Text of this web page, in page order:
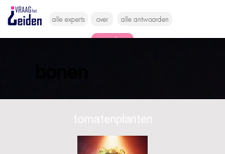
alle experts over alle antwoorden
vragen lessen
hier
tomatenplanten